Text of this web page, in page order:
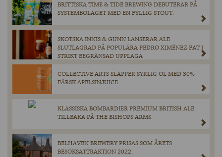
BRITTISKA TIME & TIDE BREWING DEBUTERAR PÅ
SYSTEMBOLAGET MED EN FYLLIG STOUT.
SKOTSKA INNIS & GUNN LANSERAR ALE
SLUTLAGRAD PÅ POPULÄRA PEDRO XIMÉNEZ FAT I
STRIKT BEGRÄNSAD UPPLAGA
COLLECTIVE ARTS SLÄPPER SYRLIG ÖL MED 30%
FÄRSK APELSINJUICE.
KLASSISKA BOMBARDIER PREMIUM BRITISH ALE
TILLBAKA PÅ THE BISHOPS ARMS.
BELHAVEN BREWERY PRISAS SOM ÅRETS
BESÖKSATTRAKTION 2022.